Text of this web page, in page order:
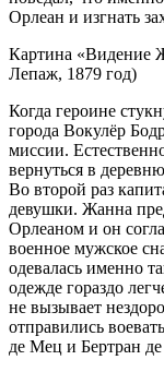
Орлеан и изгнать
Картина «Видение
Лепаж, 1879 год)
Когда героине
города Вокулёр
миссии.
вернуться в
Во второй раз
девушки. Жанна
Орлеаном и он
военное мужское
одевалась именно
одежде гораздо
не вызывает
отправились
де Мец и Бертран